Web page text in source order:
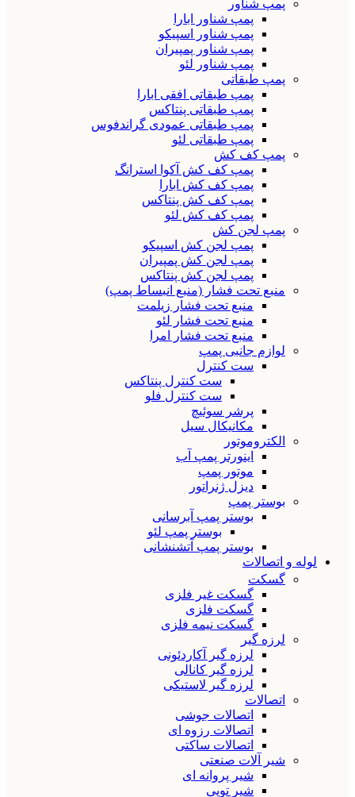
پمپ شناور
پمپ شناور ابارا
پمپ شناور اسپیکو
پمپ شناور پمپیران
پمپ شناور لئو
پمپ طبقاتی
پمپ طبقاتی افقی ابارا
پمپ طبقاتی پنتاکس
پمپ طبقاتی عمودی گراندفوس
پمپ طبقاتی لئو
پمپ کف کش
پمپ کف کش آکوا استرانگ
پمپ کف کش ابارا
پمپ کف کش پنتاکس
پمپ کف کش لئو
پمپ لجن کش
پمپ لجن کش اسپیکو
پمپ لجن کش پمپیران
پمپ لجن کش پنتاکس
منبع تحت فشار (منبع انبساط پمپ)
منبع تحت فشار زیلمت
منبع تحت فشار لئو
منبع تحت فشار امرا
لوازم جانبی پمپ
ست کنترل
ست کنترل پنتاکس
ست کنترل فلو
پرشر سوئیچ
مکانیکال سیل
الکتروموتور
اینورتر پمپ آب
موتور پمپ
دیزل ژنراتور
بوستر پمپ
بوستر پمپ آبرسانی
بوستر پمپ لئو
بوستر پمپ آتشنشانی
لوله و اتصالات
گسکت
گسکت غیر فلزی
گسکت فلزی
گسکت نیمه فلزی
لرزه گیر
لرزه گیر آکاردئونی
لرزه گیر کانالی
لرزه گیر لاستیکی
اتصالات
اتصالات جوشی
اتصالات رزوه ای
اتصالات ساکتی
شیر آلات صنعتی
شیر پروانه ای
شیر توپی